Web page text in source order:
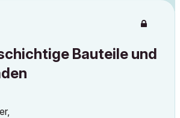
Bauteile und